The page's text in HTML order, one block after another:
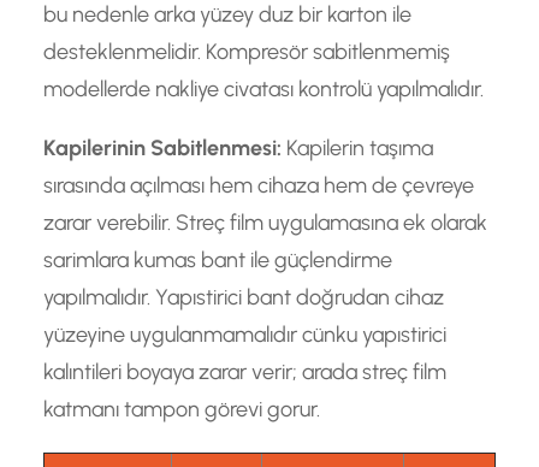
bu nedenle arka yüzey duz bir karton ile
desteklenmelidir. Kompresör sabitlenmemiş
modellerde nakliye civatası kontrolü yapılmalıdır.
Kapilerinin Sabitlenmesi: Kapilerin taşıma
sırasında açılması hem cihaza hem de çevreye
zarar verebilir. Streç film uygulamasına ek olarak
sarimlara kumas bant ile güçlendirme
yapılmalıdır. Yapıstirici bant doğrudan cihaz
yüzeyine uygulanmamalıdır cünku yapıstirici
kalıntileri boyaya zarar verir; arada streç film
katmanı tampon görevi gorur.